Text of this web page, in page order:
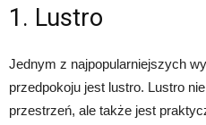
1. Lustro
Jednym z najpopularniejszych
przedpokoju jest lustro. Lustro
przestrzeń, ale także jest